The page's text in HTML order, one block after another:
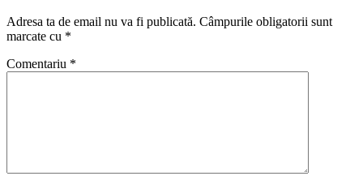
Adresa ta de email nu va fi publicată. Câmpurile obligatorii sunt
marcate cu *
Comentariu *